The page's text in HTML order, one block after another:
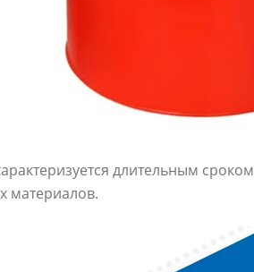
длительным сроком
материалов.